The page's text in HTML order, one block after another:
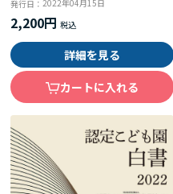
発行日：2022年04月15日
2,200円
詳細を見る
カートに入れる